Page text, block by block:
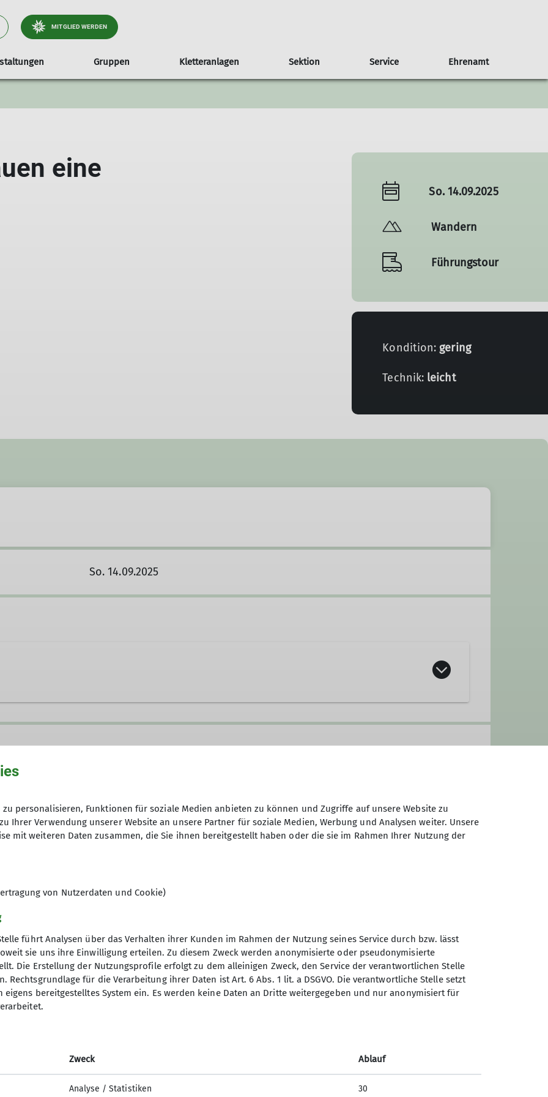
MITGLIED WERDEN
Gruppen
Alpinklettern Sportklettern Familiengruppen Skitouren
Kletteranlagen Sektion
Portrait der Sektion Vorstand Satzung Befreundete Sektionen
Service
Ausleihe DAV Services
Hüttensuche
Ehrenamt
eine
So. 14.09.2025
Wandern
Führungstour
Kondition: gering
Technik: leicht
So. 14.09.2025
85540 Haar
personalisieren, Funktionen für soziale Medien anbieten zu können und Zugriffe auf unsere Website zu
Ihrer Verwendung unserer Website an unsere Partner für soziale Medien, Werbung und Analysen weiter. Unsere
mit weiteren Daten zusammen, die Sie ihnen bereitgestellt haben oder die sie im Rahmen Ihrer Nutzung der
von Nutzerdaten und Cookie)
führt Analysen über das Verhalten ihrer Kunden im Rahmen der Nutzung seines Service durch bzw. lässt
sie uns ihre Einwilligung erteilen. Zu diesem Zweck werden anonymisierte oder pseudonymisierte
Die Erstellung der Nutzungsprofile erfolgt zu dem alleinigen Zweck, den Service der verantwortlichen Stelle
Rechtsgrundlage für die Verarbeitung ihrer Daten ist Art. 6 Abs. 1 lit. a DSGVO. Die verantwortliche Stelle setzt
eigens bereitgestelltes System ein. Es werden keine Daten an Dritte weitergegeben und nur anonymisiert für
Zweck Ablauf
Analyse / Statistiken 30